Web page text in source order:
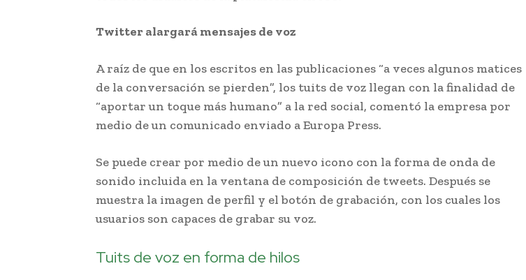
Twitter alargará mensajes de voz
A raíz de que en los escritos en las publicaciones “a veces algunos matices
de la conversación se pierden”, los tuits de voz llegan con la finalidad de
“aportar un toque más humano” a la red social, comentó la empresa por
medio de un comunicado enviado a Europa Press.
Se puede crear por medio de un nuevo icono con la forma de onda de
sonido incluida en la ventana de composición de tweets. Después se
muestra la imagen de perfil y el botón de grabación, con los cuales los
usuarios son capaces de grabar su voz.
Tuits de voz en forma de hilos